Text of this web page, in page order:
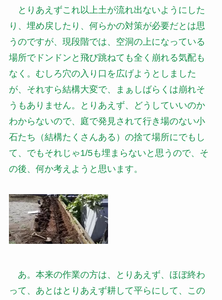
とりあえずこれ以上土が流れ出ないようにした
り、埋め戻したり、何らかの対策が必要だとは思
うのですが、現段階では、空洞の上になっている
場所でドンドンと飛び跳ねても全く崩れる気配も
なく。むしろ穴の入り口を広げようとしました
が、それすら結構大変で、まぁしばらくは崩れそ
うもありません。とりあえず、どうしていいのか
わからないので、庭で発見されて行き場のない小
石たち（結構たくさんある）の捨て場所にでもし
て、でもそれじゃ1/5も埋まらないと思うので、そ
の後、何か考えようと思います。
あ。本来の作業の方は、とりあえず、ほぼ終わ
って、あとはとりあえず耕して平らにして、この